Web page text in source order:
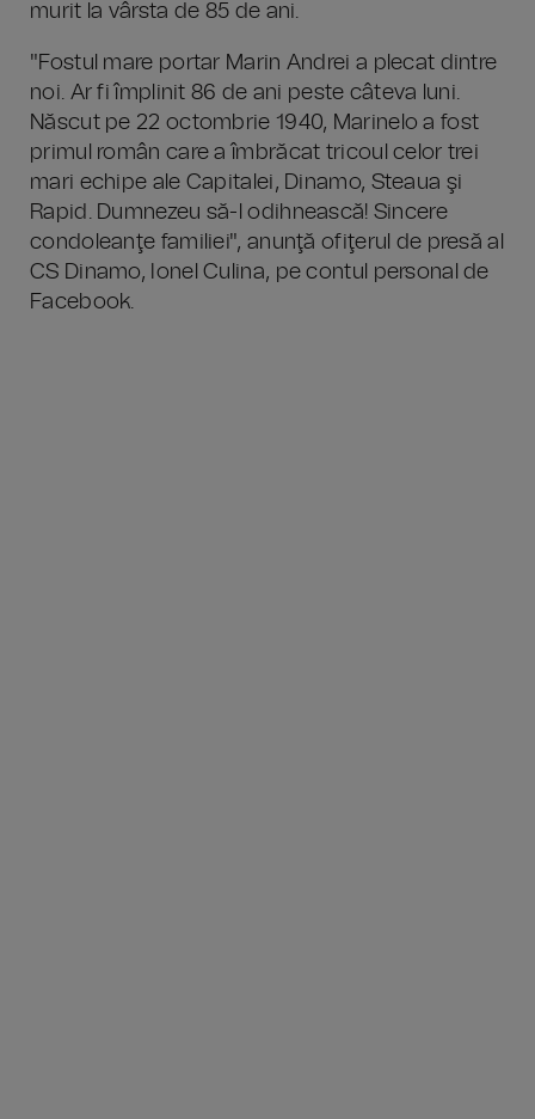
murit la vârsta de 85 de ani.
"Fostul mare portar Marin Andrei a plecat dintre
noi. Ar fi împlinit 86 de ani peste câteva luni.
Născut pe 22 octombrie 1940, Marinelo a fost
primul român care a îmbrăcat tricoul celor trei
mari echipe ale Capitalei, Dinamo, Steaua şi
Rapid. Dumnezeu să-l odihnească! Sincere
condoleanţe familiei", anunţă ofiţerul de presă al
CS Dinamo, Ionel Culina, pe contul personal de
Facebook.